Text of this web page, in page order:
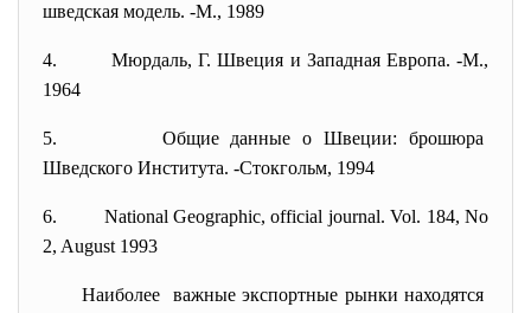
шведская модель. -М., 1989
4. Мюрдаль, Г. Швеция и Западная Европа. -М.,
1964
5. Общие данные о Швеции: брошюра
Шведского Института. -Стокгольм, 1994
6. National Geographic, official journal. Vol. 184, No
2, August 1993
Наиболее важные экспортные рынки находятся